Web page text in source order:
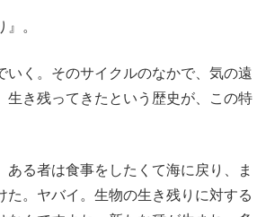
。
く。そのサイクルのなかで、気の遠
生き残ってきたという歴史が、この特
る者は食事をしたくて海に戻り、ま
。ヤバイ。生物の生き残りに対する